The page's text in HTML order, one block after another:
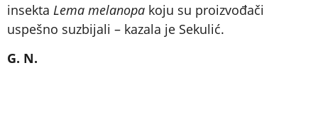
insekta Lema melanopa koju su proizvođači
uspešno suzbijali – kazala je Sekulić.
G. N.